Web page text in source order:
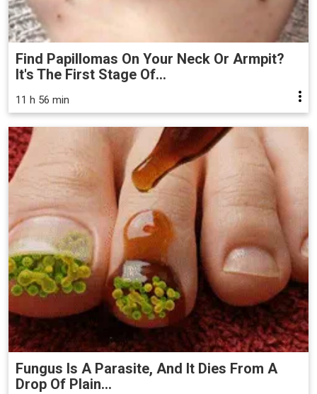
Find Papillomas On Your Neck Or Armpit?
It's The First Stage Of...
11 h 56 min
Fungus Is A Parasite, And It Dies From A
Drop Of Plain...